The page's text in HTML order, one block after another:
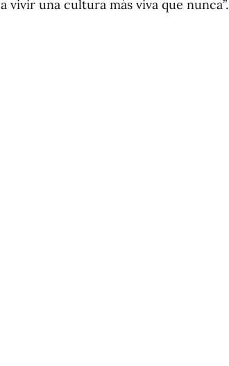
a vivir una cultura más viva que nunca”.